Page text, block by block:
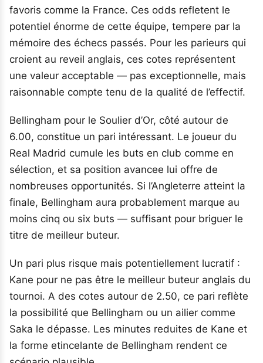
favoris comme la France. Ces odds refletent le
potentiel énorme de cette équipe, tempere par la
mémoire des échecs passés. Pour les parieurs qui
croient au reveil anglais, ces cotes représentent
une valeur acceptable — pas exceptionnelle, mais
raisonnable compte tenu de la qualité de l’effectif.
Bellingham pour le Soulier d’Or, côté autour de
6.00, constitue un pari intéressant. Le joueur du
Real Madrid cumule les buts en club comme en
sélection, et sa position avancee lui offre de
nombreuses opportunités. Si l’Angleterre atteint la
finale, Bellingham aura probablement marque au
moins cinq ou six buts — suffisant pour briguer le
titre de meilleur buteur.
Un pari plus risque mais potentiellement lucratif :
Kane pour ne pas être le meilleur buteur anglais du
tournoi. A des cotes autour de 2.50, ce pari reflète
la possibilité que Bellingham ou un ailier comme
Saka le dépasse. Les minutes reduites de Kane et
la forme etincelante de Bellingham rendent ce